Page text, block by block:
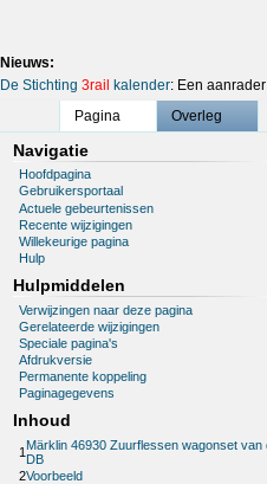
Nieuws:
De Stichting 3rail kalender: Een
Pagina
Overleg
Navigatie
Hoofdpagina
Gebruikersportaal
Actuele gebeurtenissen
Recente wijzigingen
Willekeurige pagina
Hulp
Hulpmiddelen
Verwijzingen naar deze pagina
Gerelateerde wijzigingen
Speciale pagina's
Afdrukversie
Permanente koppeling
Paginagegevens
Inhoud
1 Märklin 46930 Zuurflessen wagonset van
DB
2Voorbeeld